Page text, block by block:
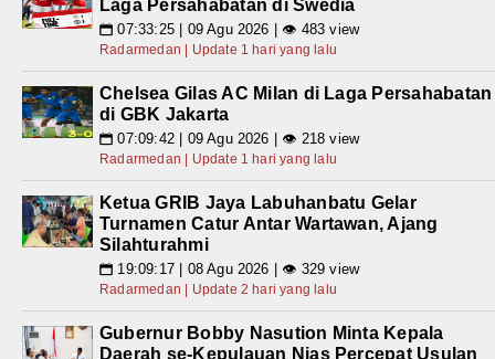
Laga Persahabatan di Swedia
📅 07:33:25 | 09 Agu 2026 | 👁 483 view
Radarmedan | Update 1 hari yang lalu
Chelsea Gilas AC Milan di Laga Persahabatan
di GBK Jakarta
📅 07:09:42 | 09 Agu 2026 | 👁 218 view
Radarmedan | Update 1 hari yang lalu
Ketua GRIB Jaya Labuhanbatu Gelar
Turnamen Catur Antar Wartawan, Ajang
Silahturahmi
📅 19:09:17 | 08 Agu 2026 | 👁 329 view
Radarmedan | Update 2 hari yang lalu
Gubernur Bobby Nasution Minta Kepala
Daerah se-Kepulauan Nias Percepat Usulan